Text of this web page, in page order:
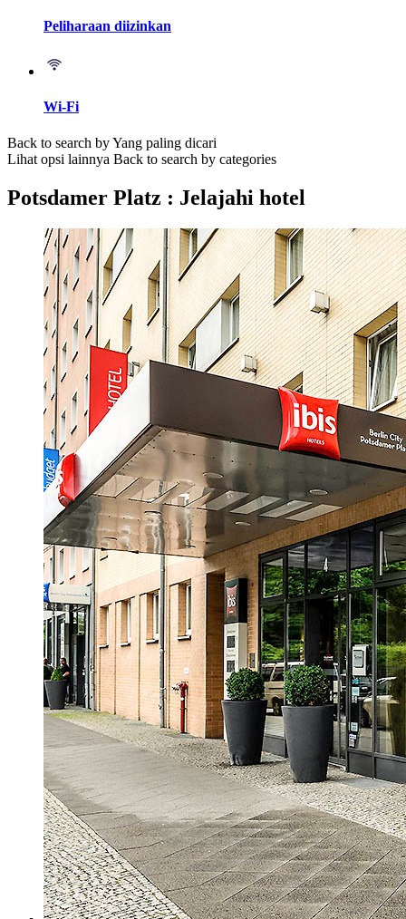
Peliharaan diizinkan
Wi-Fi
Back to search by Yang paling dicari
Lihat opsi lainnya Back to search by categories
Potsdamer Platz : Jelajahi hotel